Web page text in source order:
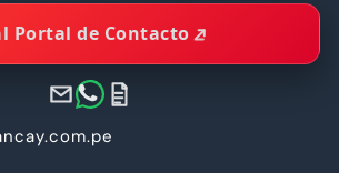
Portal de Contacto